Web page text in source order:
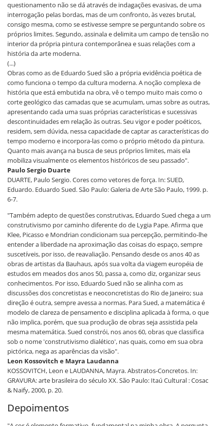
questionamento não se dá através de indagações evasivas, de uma
interrogação pelas bordas, mas de um confronto, às vezes brutal,
consigo mesma, como se estivesse sempre se perguntando sobre os
próprios limites. Segundo, assinala e delimita um campo de tensão no
interior da própria pintura contemporânea e suas relações com a
história da arte moderna.
(...)
Obras como as de Eduardo Sued são a própria evidência poética de
como funciona o tempo da cultura moderna. A noção complexa de
história que está embutida na obra, vê o tempo muito mais como o
corte geológico das camadas que se acumulam, umas sobre as outras,
apresentando cada uma suas próprias características e sucessivas
descontinuidades em relação às outras. Seu vigor e poder poéticos,
residem, sem dúvida, nessa capacidade de captar as características do
tempo moderno e incorpora-las como o próprio método da pintura.
Quanto mais avança na busca de seus próprios limites, mais ela
mobiliza visualmente os elementos históricos de seu passado".
Paulo Sergio Duarte
DUARTE, Paulo Sergio. Cores como vetores de força. In: SUED,
Eduardo. Eduardo Sued. São Paulo: Galeria de Arte São Paulo, 1999. p.
6-7.
"Também adepto de questões construtivas, Eduardo Sued chega a um
construtivismo por caminho diferente do de Lygia Pape. Afirma que
Klee, Picasso e Mondrian condicionam sua percepção, permitindo-lhe
entender a liberdade na aproximação das coisas do espaço, sempre
suscetíveis, por isso, de reavaliação. Pensando desde os anos 40 as
obras de artistas da Bauhaus, após sua volta da viagem européia de
estudos em meados dos anos 50, passa a, como diz, organizar seus
conhecimentos. Por isso, Eduardo Sued não se alinha com as
discussões dos concretistas e neoconcretistas do Rio de Janeiro; sua
direção é outra, sempre avessa a normas. Para Sued, a matemática é
modelo de clareza de pensamento e disciplina aplicada à forma, o que
não implica, porém, que sua produção de obras seja assistida pela
mesma matemática. Sued constrói, nos anos 60, obras que classifica
sob o nome 'construtivismo dialético', nas quais, como em sua obra
pictórica, nega as aparências da visão".
Leon Kossovitch e Mayra Laudanna
KOSSOVITCH, Leon e LAUDANNA, Mayra. Abstratos-Concretos. In:
GRAVURA: arte brasileira do século XX. São Paulo: Itaú Cultural : Cosac
& Naify, 2000, p. 20.
Depoimentos